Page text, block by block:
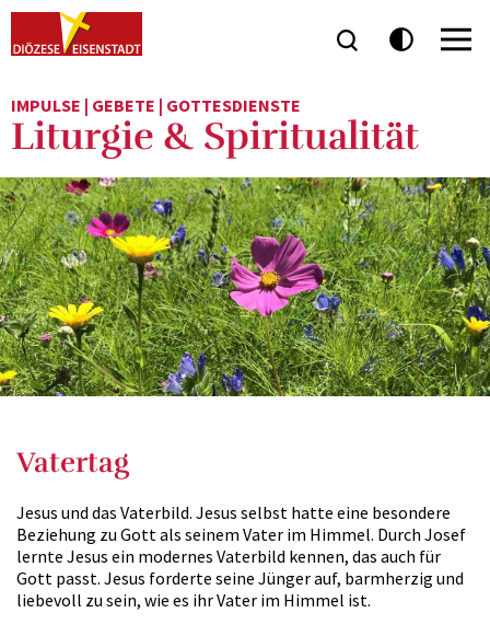
IMPULSE | GEBETE | GOTTESDIENSTE
Liturgie & Spiritualität
Vatertag
Jesus und das Vaterbild. Jesus selbst hatte eine besondere
Beziehung zu Gott als seinem Vater im Himmel. Durch Josef
lernte Jesus ein modernes Vaterbild kennen, das auch für
Gott passt. Jesus forderte seine Jünger auf, barmherzig und
liebevoll zu sein, wie es ihr Vater im Himmel ist.